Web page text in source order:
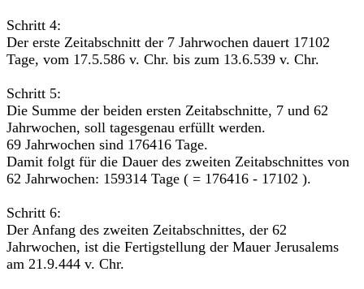
Schritt 4:
Der erste Zeitabschnitt der 7 Jahrwochen dauert 17102
Tage, vom 17.5.586 v. Chr. bis zum 13.6.539 v. Chr.
Schritt 5:
Die Summe der beiden ersten Zeitabschnitte, 7 und 62
Jahrwochen, soll tagesgenau erfüllt werden.
69 Jahrwochen sind 176416 Tage.
Damit folgt für die Dauer des zweiten Zeitabschnittes von
62 Jahrwochen: 159314 Tage ( = 176416 - 17102 ).
Schritt 6:
Der Anfang des zweiten Zeitabschnittes, der 62
Jahrwochen, ist die Fertigstellung der Mauer Jerusalems
am 21.9.444 v. Chr.